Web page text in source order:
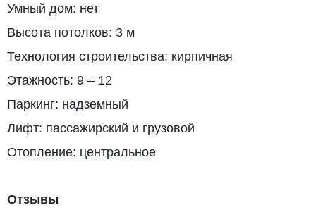
Умный дом: нет
Высота потолков: 3 м
Технология строительства: кирпичная
Этажность: 9 – 12
Паркинг: надземный
Лифт: пассажирский и грузовой
Отопление: центральное
Отзывы